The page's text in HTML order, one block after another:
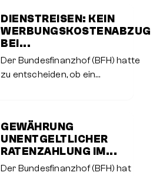
Arbeitszimmers bei selbstständig
tätigen Steuerpflichtigen erheblich
DIENSTREISEN: KEIN
WERBUNGSKOSTENABZUG
BEI...
Der Bundesfinanzhof (BFH) hatte
zu entscheiden, ob ein
die Durchführung einer Dienstreise
nicht
GEWÄHRUNG
UNENTGELTLICHER
RATENZAHLUNG IM...
Der Bundesfinanzhof (BFH) hat